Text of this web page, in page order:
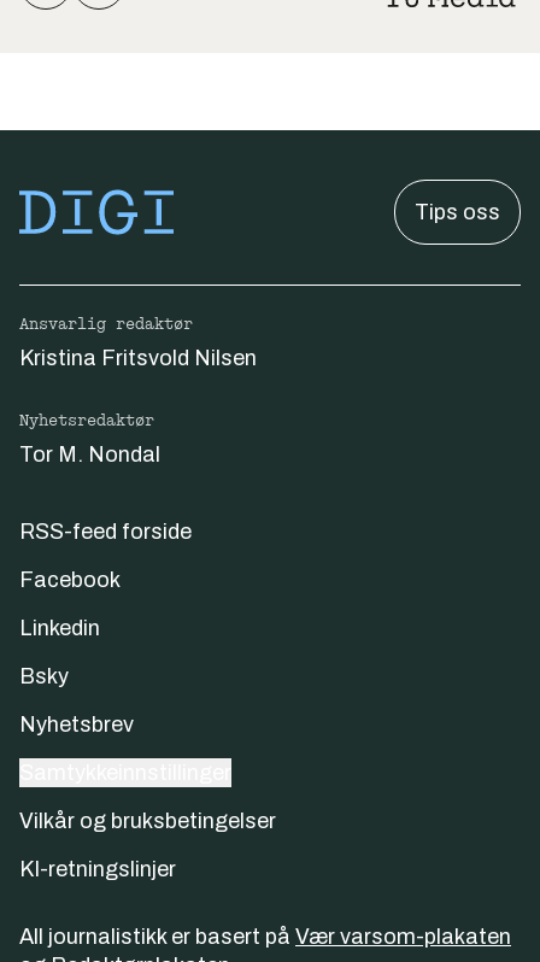
Tips oss
Ansvarlig redaktør
Kristina Fritsvold Nilsen
Nyhetsredaktør
Tor M. Nondal
RSS-feed forside
Facebook
Linkedin
Bsky
Nyhetsbrev
Vilkår og bruksbetingelser
KI-retningslinjer
All journalistikk er basert på Vær varsom-plakaten